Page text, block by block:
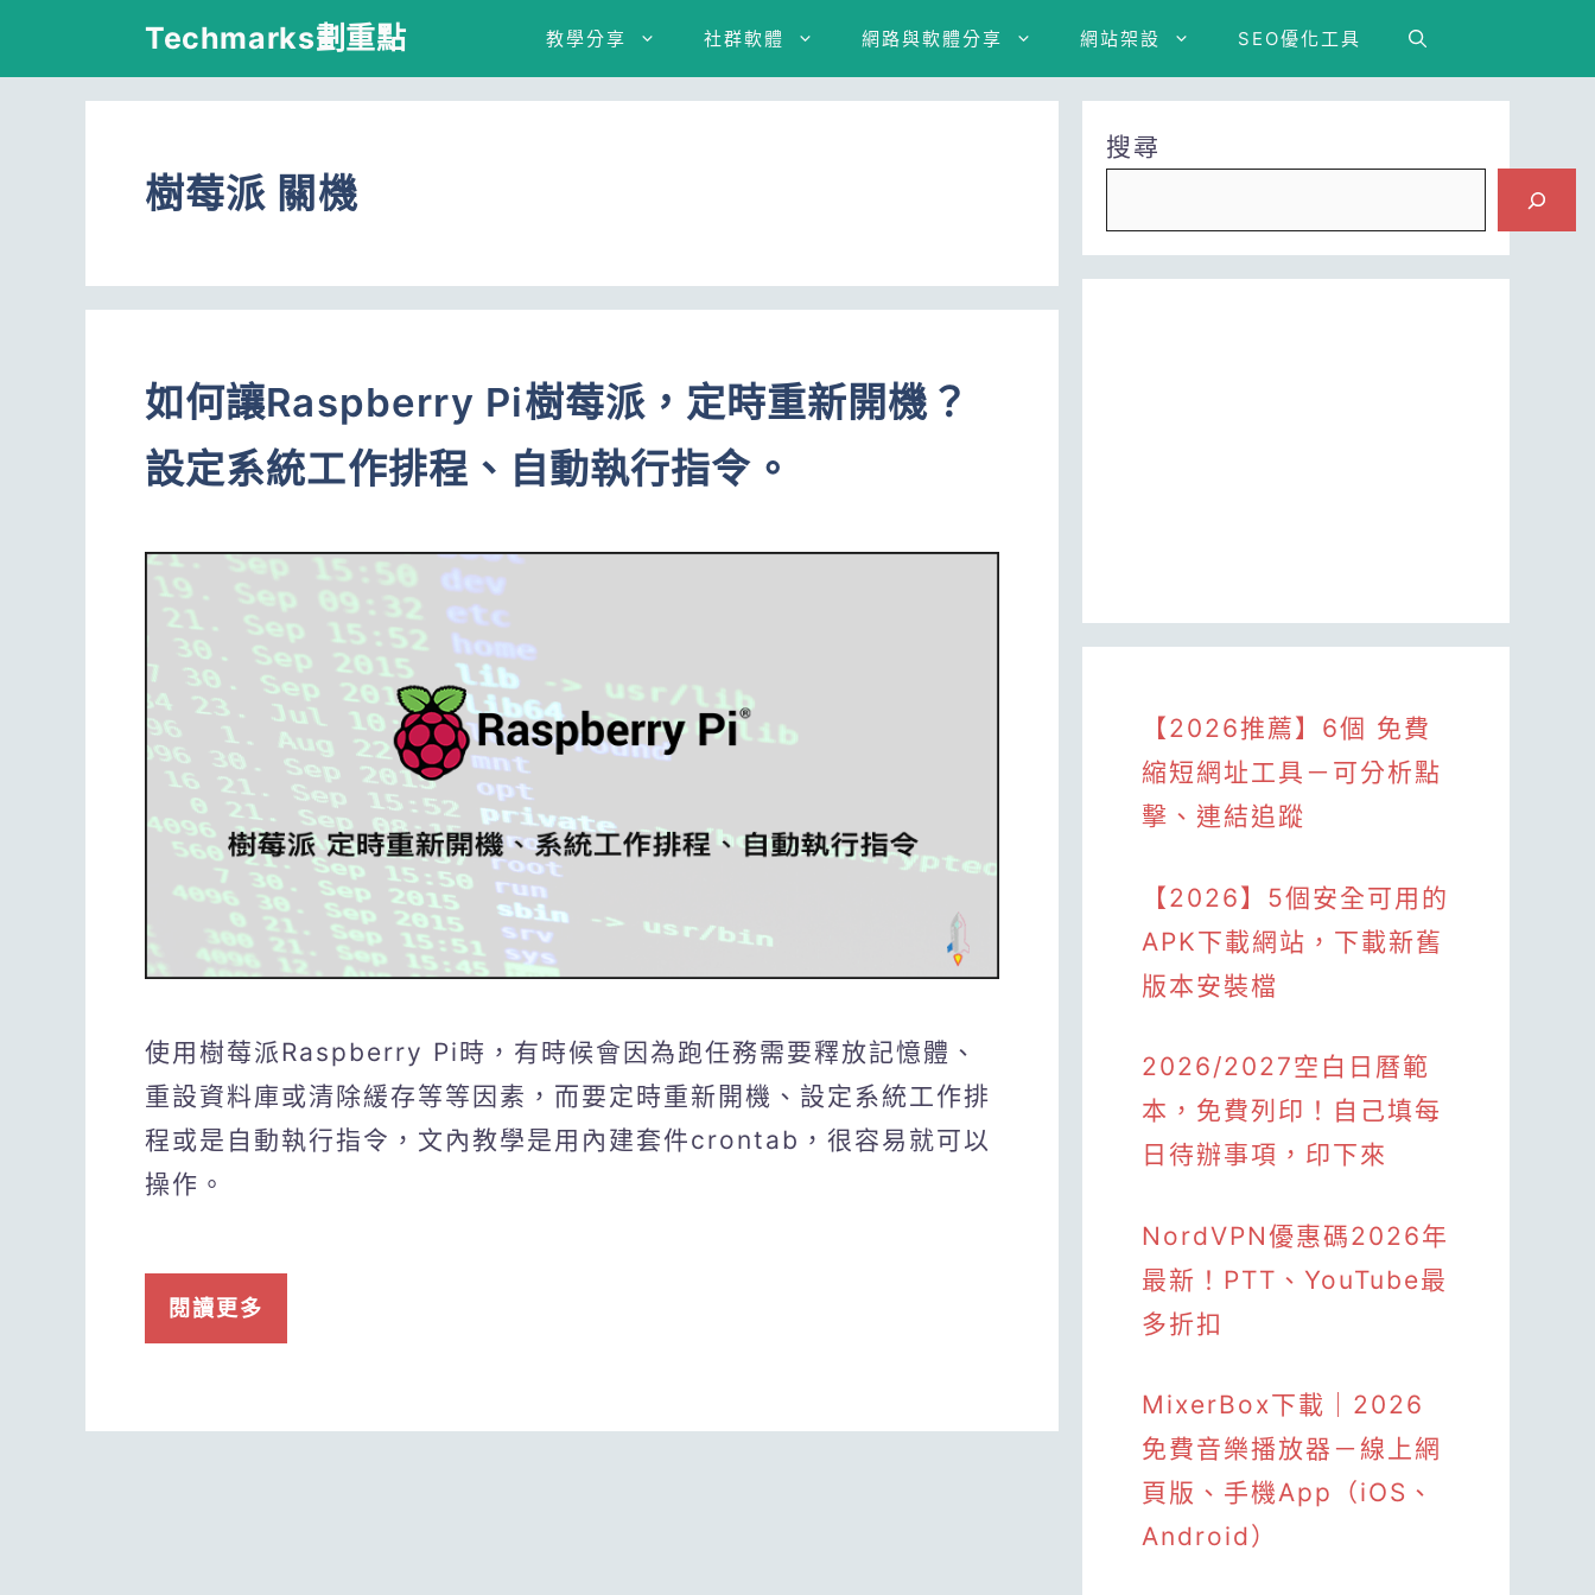
Techmarks劃重點 教學分享 社群軟體 網路與軟體分享 網站架設 SEO優化工具
樹莓派 關機
如何讓Raspberry Pi樹莓派，定時重新開機？
設定系統工作排程、自動執行指令。
使用樹莓派Raspberry Pi時，有時候會因為跑任務需要釋放記憶體、
重設資料庫或清除緩存等等因素，而要定時重新開機、設定系統工作排
程或是自動執行指令，文內教學是用內建套件crontab，很容易就可以
操作。
閱讀更多
搜尋
【2026推薦】6個 免費
縮短網址工具－可分析點
擊、連結追蹤
【2026】5個安全可用的
APK下載網站，下載新舊
版本安裝檔
2026/2027空白日曆範
本，免費列印！自己填每
日待辦事項，印下來
NordVPN優惠碼2026年
最新！PTT、YouTube最
多折扣
MixerBox下載｜2026
免費音樂播放器－線上網
頁版、手機App（iOS、
Android）